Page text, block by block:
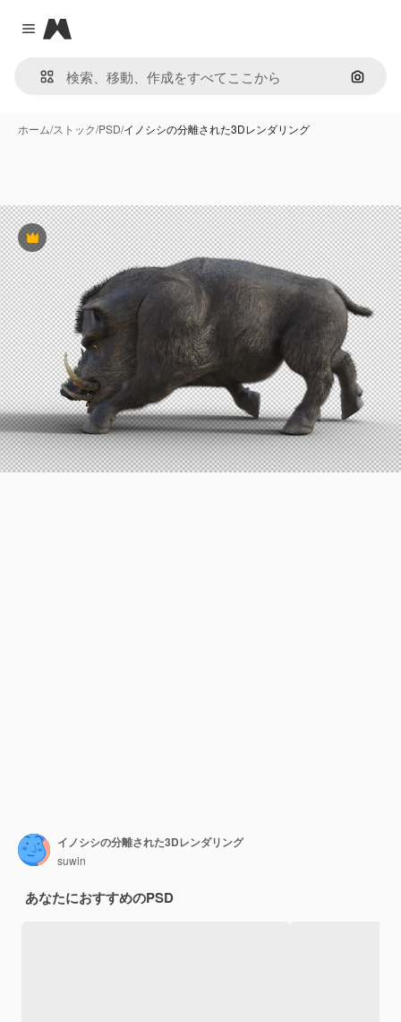
Close menu
Magnific
画像で
ホーム/ストック/PSD/イノシシの分離された3Dレンダリング
Premium
イノシシの分離された3Dレンダリング
suwin
あなたにおすすめのPSD